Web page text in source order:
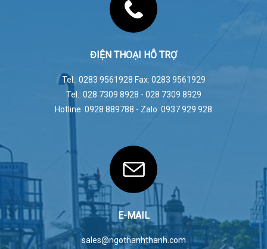
ĐIỆN THOẠI HỖ TRỢ
Tel.: 0283 9561928 Fax: 0283 9561929
Tel.: 028 7309 8928 - 028 7309 8929
Hotline: 0928 889788 - Zalo: 0937 929 928
E-MAIL
sales@ngothanhthanh.com